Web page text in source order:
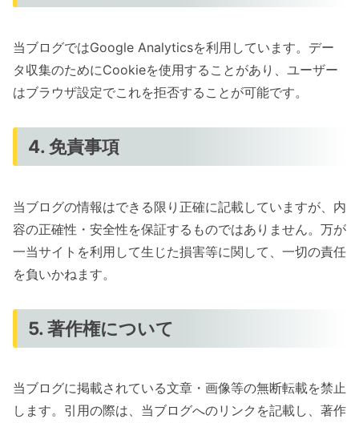
当ブログではGoogle Analyticsを利用しています。デー
タ収集のためにCookieを使用することがあり、ユーザー
はブラウザ設定でこれを拒否することが可能です。
4. 免責事項
当ブログの情報はできる限り正確に記載していますが、内
容の正確性・安全性を保証するものではありません。万が
一当サイトを利用して生じた損害等に関して、一切の責任
を負いかねます。
5. 著作権について
当ブログに掲載されている文章・画像等の無断転載を禁止
します。引用の際は、当ブログへのリンクを記載し、著作